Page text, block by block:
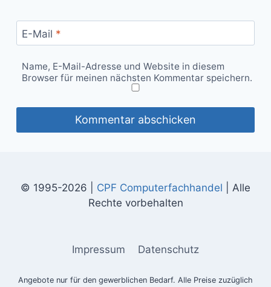
E-Mail *
Name, E-Mail-Adresse und Website in diesem
Browser für meinen nächsten Kommentar speichern.
© 1995-2026 | CPF Computerfachhandel | Alle
Rechte vorbehalten
Impressum Datenschutz
Angebote nur für den gewerblichen Bedarf. Alle Preise zuzüglich